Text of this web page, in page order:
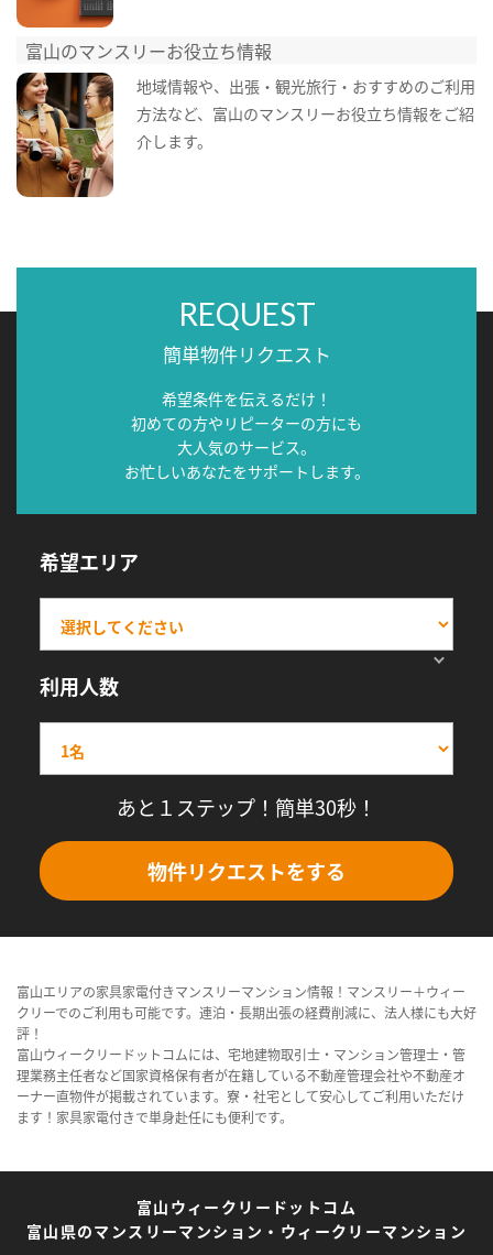
富山のマンスリーお役立ち情報
地域情報や、出張・観光旅行・おすすめのご利用
方法など、富山のマンスリーお役立ち情報をご紹
介します。
REQUEST
簡単物件リクエスト
希望条件を伝えるだけ！
初めての方やリピーターの方にも
大人気のサービス。
お忙しいあなたをサポートします。
希望エリア
利用人数
あと１ステップ！簡単30秒！
物件リクエストをする
富山エリアの家具家電付きマンスリーマンション情報！マンスリー＋ウィー
クリーでのご利用も可能です。連泊・長期出張の経費削減に、法人様にも大好
評！
富山ウィークリードットコムには、宅地建物取引士・マンション管理士・管
理業務主任者など国家資格保有者が在籍している不動産管理会社や不動産オ
ーナー直物件が掲載されています。寮・社宅として安心してご利用いただけ
ます！家具家電付きで単身赴任にも便利です。
富山ウィークリードットコム
富山県のマンスリーマンション・ウィークリーマンション